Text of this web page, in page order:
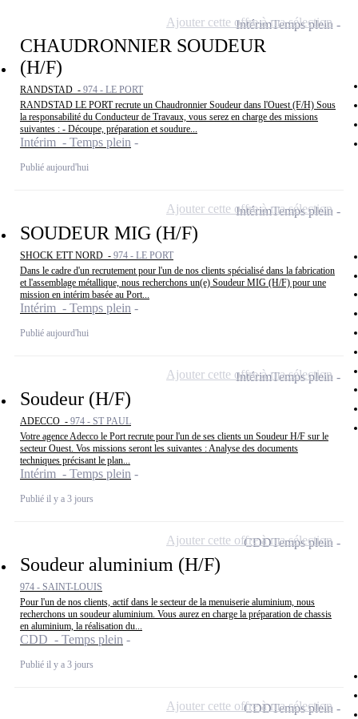
CHAUDRONNIER SOUDEUR
(H/F)
RANDSTAD - 974 - LE PORT
RANDSTAD LE PORT recrute un Chaudronnier Soudeur dans l'Ouest (F/H) Sous
la responsabilité du Conducteur de Travaux, vous serez en charge des missions
suivantes : - Découpe, préparation et soudure...
Intérim - Temps plein
Publié aujourd'hui
IntérimTemps plein
Ajouter cette offre à ma sélection
SOUDEUR MIG (H/F)
SHOCK ETT NORD - 974 - LE PORT
Dans le cadre d'un recrutement pour l'un de nos clients spécialisé dans la fabrication
et l'assemblage métallique, nous recherchons un(e) Soudeur MIG (H/F) pour une
mission en intérim basée au Port...
Intérim - Temps plein
Publié aujourd'hui
IntérimTemps plein
Ajouter cette offre à ma sélection
Soudeur (H/F)
ADECCO - 974 - ST PAUL
Votre agence Adecco le Port recrute pour l'un de ses clients un Soudeur H/F sur le
secteur Ouest. Vos missions seront les suivantes : Analyse des documents
techniques précisant le plan...
Intérim - Temps plein
Publié il y a 3 jours
IntérimTemps plein
Ajouter cette offre à ma sélection
Soudeur aluminium (H/F)
974 - SAINT-LOUIS
Pour l'un de nos clients, actif dans le secteur de la menuiserie aluminium, nous
recherchons un soudeur aluminium. Vous aurez en charge la préparation de chassis
en aluminium, la réalisation du...
CDD - Temps plein
Publié il y a 3 jours
CDDTemps plein
Ajouter cette offre à ma sélection
CDDTemps plein
Ajouter cette offre à ma sélection